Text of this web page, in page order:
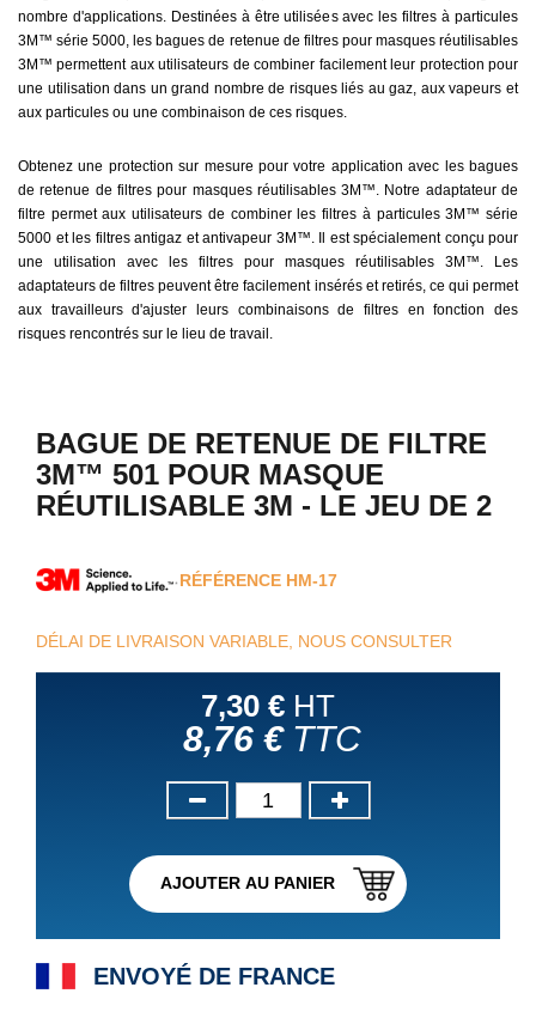
nombre d'applications. Destinées à être utilisées avec les filtres à particules
3M™ série 5000, les bagues de retenue de filtres pour masques réutilisables
3M™ permettent aux utilisateurs de combiner facilement leur protection pour
une utilisation dans un grand nombre de risques liés au gaz, aux vapeurs et
aux particules ou une combinaison de ces risques.
Obtenez une protection sur mesure pour votre application avec les bagues
de retenue de filtres pour masques réutilisables 3M™. Notre adaptateur de
filtre permet aux utilisateurs de combiner les filtres à particules 3M™ série
5000 et les filtres antigaz et antivapeur 3M™. Il est spécialement conçu pour
une utilisation avec les filtres pour masques réutilisables 3M™. Les
adaptateurs de filtres peuvent être facilement insérés et retirés, ce qui permet
aux travailleurs d'ajuster leurs combinaisons de filtres en fonction des
risques rencontrés sur le lieu de travail.
BAGUE DE RETENUE DE FILTRE
3M™ 501 POUR MASQUE
RÉUTILISABLE 3M - LE JEU DE 2
RÉFÉRENCE HM-17
DÉLAI DE LIVRAISON VARIABLE, NOUS CONSULTER
7,30 € HT
8,76 € TTC
AJOUTER AU PANIER
ENVOYÉ DE FRANCE